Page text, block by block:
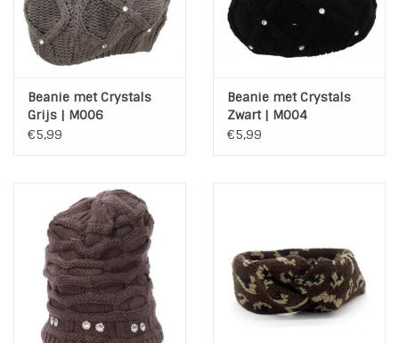
Beanie met Crystals
Grijs | M006
€5,99
Beanie met Crystals
Zwart | M004
€5,99